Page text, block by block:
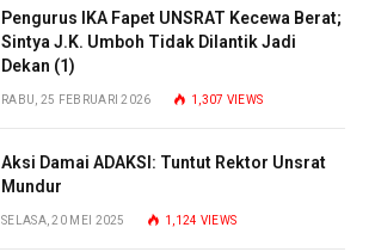
Pengurus IKA Fapet UNSRAT Kecewa Berat;
Sintya J.K. Umboh Tidak Dilantik Jadi
Dekan (1)
RABU, 25 FEBRUARI 2026 1,307 VIEWS
Aksi Damai ADAKSI: Tuntut Rektor Unsrat
Mundur
SELASA, 20 MEI 2025 1,124 VIEWS